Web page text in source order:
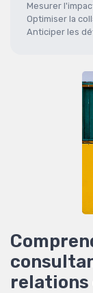
Mesurer
Optimiser la
Anticiper les